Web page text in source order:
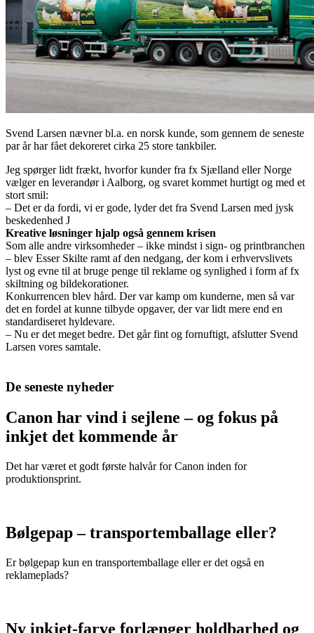
Svend Larsen nævner bl.a. en norsk kunde, som gennem de seneste
par år har fået dekoreret cirka 25 store tankbiler.
Jeg spørger lidt frækt, hvorfor kunder fra fx Sjælland eller Norge
vælger en leverandør i Aalborg, og svaret kommet hurtigt og med et
stort smil:
– Det er da fordi, vi er gode, lyder det fra Svend Larsen med jysk
beskedenhed J
Kreative løsninger hjalp også gennem krisen
Som alle andre virksomheder – ikke mindst i sign- og printbranchen
– blev Esser Skilte ramt af den nedgang, der kom i erhvervslivets
lyst og evne til at bruge penge til reklame og synlighed i form af fx
skiltning og bildekorationer.
Konkurrencen blev hård. Der var kamp om kunderne, men så var
det en fordel at kunne tilbyde opgaver, der var lidt mere end en
standardiseret hyldevare.
– Nu er det meget bedre. Det går fint og fornuftigt, afslutter Svend
Larsen vores samtale.
De seneste nyheder
Canon har vind i sejlene – og fokus på
inkjet det kommende år
Det har været et godt første halvår for Canon inden for
produktionsprint.
Bølgepap – transportemballage eller?
Er bølgepap kun en transportemballage eller er det også en
reklameplads?
Ny inkjet-farve forlænger holdbarhed og